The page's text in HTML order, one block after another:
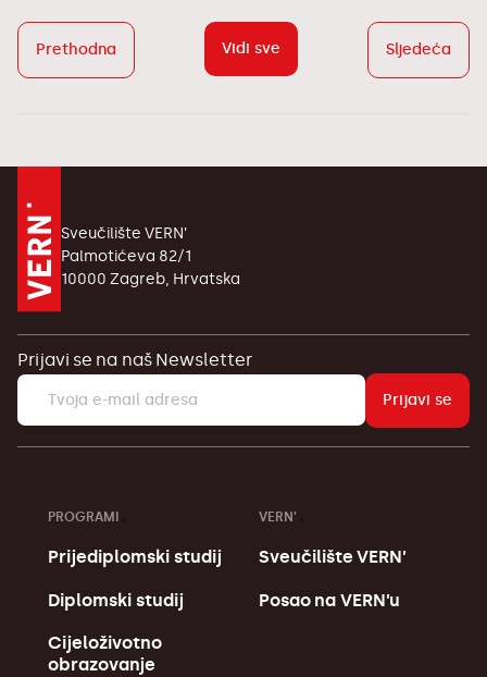
Prethodna Vidi sve Sljedeća
Sveučilište VERN’
Palmotićeva 82/1
10000 Zagreb, Hrvatska
Prijavi se na naš Newsletter
Prijavi se
PROGRAMI
Prijediplomski studij
Diplomski studij
Cijeloživotno
obrazovanje
VERN’
Sveučilište VERN’
Posao na VERN’u